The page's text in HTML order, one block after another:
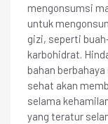
mengonsumsi
untuk
gizi, seperti
karbohidrat.
bahan
sehat akan
selama
yang teratur